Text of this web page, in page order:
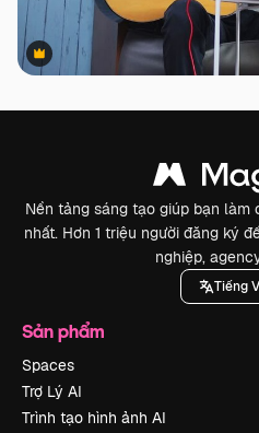
Premium
Premium
Nền tảng sáng tạo giúp bạn
nhất. Hơn 1 triệu người đăng ký
nghiệp,
Tiếng
Sản phẩm
Spaces
Trợ Lý AI
Trình tạo hình ảnh AI